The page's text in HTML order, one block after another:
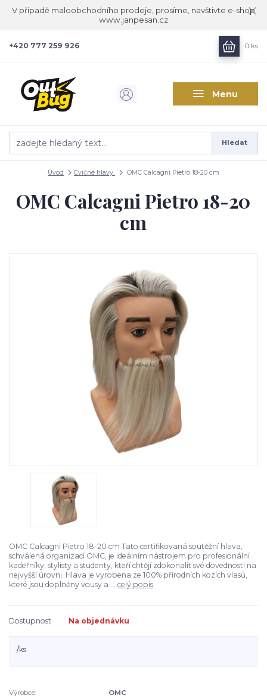
V případě maloobchodního prodeje, prosíme, navštivte e-shop
www.janpesan.cz
Menu
Hledat
+420 777 259 926 0 ks
Úvod Cvičné hlavy OMC Calcagni Pietro 18-20 cm
OMC Calcagni Pietro 18-20
cm
OMC Calcagni Pietro 18-20 cm Tato certifikovaná soutěžní hlava,
schválená organizací OMC, je ideálním nástrojem pro profesionální
kadeřníky, stylisty a studenty, kteří chtějí zdokonalit své dovednosti na
nejvyšší úrovni. Hlava je vyrobena ze 100% přírodních kozích vlasů,
které jsou doplněny vousy a ... celý popis
Dostupnost Na objednávku
/ks
Výrobce: OMC